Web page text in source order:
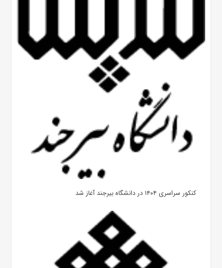
کنکور سراسری ۱۴۰۴ در دانشگاه بیرجند آغاز شد